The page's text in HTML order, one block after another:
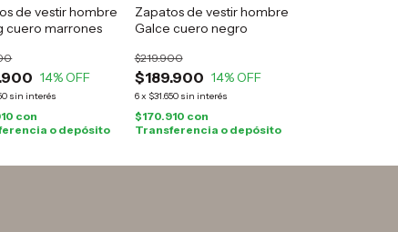
de vestir hombre
cuero marrones
14% OFF
sin interés
con
o depósito
Zapatos de vestir hombre
Galce cuero negro
$189.900
$219.900
14% OFF
6x $31.650 sin interés
$170.910 con
Transferencia o depósito